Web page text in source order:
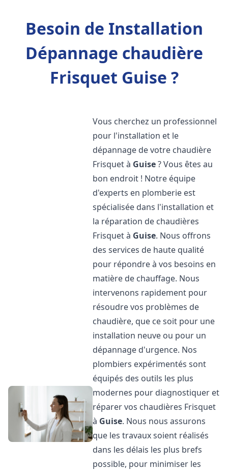
Besoin de Installation
Dépannage chaudière
Frisquet Guise ?
Vous cherchez un professionnel
pour l'installation et le
dépannage de votre chaudière
Frisquet à Guise? Vous êtes au
bon endroit ! Notre équipe
d'experts en plomberie est
spécialisée dans l'installation et
la réparation de chaudières
Frisquet à Guise. Nous offrons
des services de haute qualité
pour répondre à vos besoins en
matière de chauffage. Nous
intervenons rapidement pour
résoudre vos problèmes de
chaudière, que ce soit pour une
installation neuve ou pour un
dépannage d'urgence. Nos
plombiers expérimentés sont
équipés des outils les plus
modernes pour diagnostiquer et
réparer vos chaudières Frisquet
à Guise. Nous nous assurons
que les travaux soient réalisés
dans les délais les plus brefs
possible, pour minimiser les